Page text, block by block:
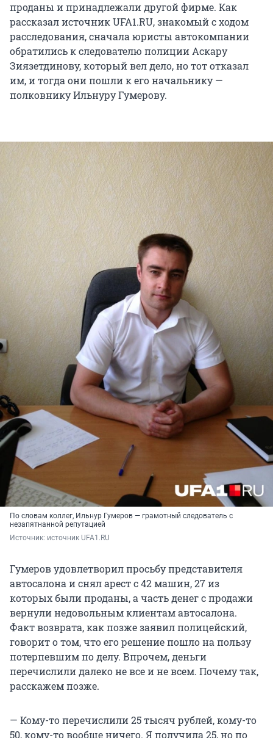
проданы и принадлежали другой фирме. Как
рассказал источник UFA1.RU, знакомый с ходом
расследования, сначала юристы автокомпании
обратились к следователю полиции Аскару
Зиязетдинову, который вел дело, но тот отказал
им, и тогда они пошли к его начальнику —
полковнику Ильнуру Гумерову.
По словам коллег, Ильнур Гумеров — грамотный следователь с
незапятнанной репутацией
Источник: источник UFA1.RU
Гумеров удовлетворил просьбу представителя
автосалона и снял арест с 42 машин, 27 из
которых были проданы, а часть денег с продажи
вернули недовольным клиентам автосалона.
Факт возврата, как позже заявил полицейский,
говорит о том, что его решение пошло на пользу
потерпевшим по делу. Впрочем, деньги
перечислили далеко не все и не всем. Почему так,
расскажем позже.
— Кому-то перечислили 25 тысяч рублей, кому-то
50, кому-то вообще ничего. Я получила 25, но по